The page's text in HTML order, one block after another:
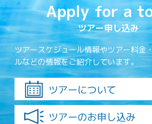
Apply for a
ツアー申し込み
ツアースケジュール情報やツアー料金
ルなどの情報をご紹介しています。
ツアーについて
ツアーのお申し込み